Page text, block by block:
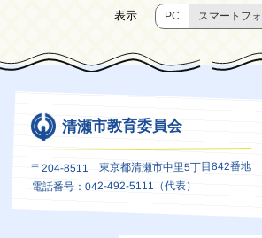
表示 PC スマートフ
清瀬市教育委員会
〒204-8511 東京都清瀬市中里5丁目842番地
電話番号：042-492-5111（代表）